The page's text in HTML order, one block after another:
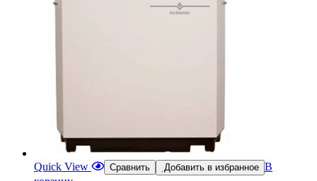
Quick View Сравнить Добавить в избранное В